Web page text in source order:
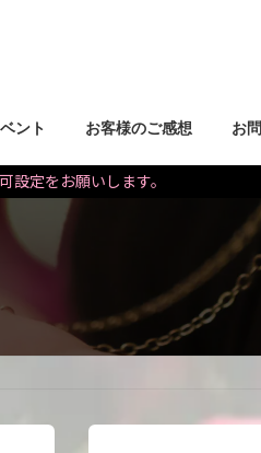
ント お客様のご感想 お
設定をお願いします。